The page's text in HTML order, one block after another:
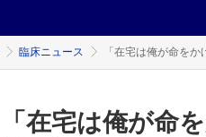
臨床ニュース 「在宅は俺が命を
「在宅は俺が命